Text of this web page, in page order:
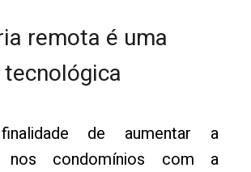
remota é uma
de aumentar a
nos condomínios com a